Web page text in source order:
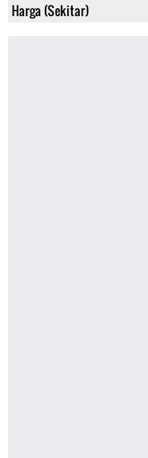
Harga (Sekitar)